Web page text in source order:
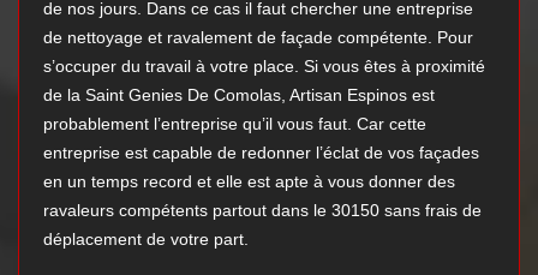
de nos jours. Dans ce cas il faut chercher une entreprise
de nettoyage et ravalement de façade compétente. Pour
s’occuper du travail à votre place. Si vous êtes à proximité
de la Saint Genies De Comolas, Artisan Espinos est
probablement l’entreprise qu’il vous faut. Car cette
entreprise est capable de redonner l’éclat de vos façades
en un temps record et elle est apte à vous donner des
ravaleurs compétents partout dans le 30150 sans frais de
déplacement de votre part.